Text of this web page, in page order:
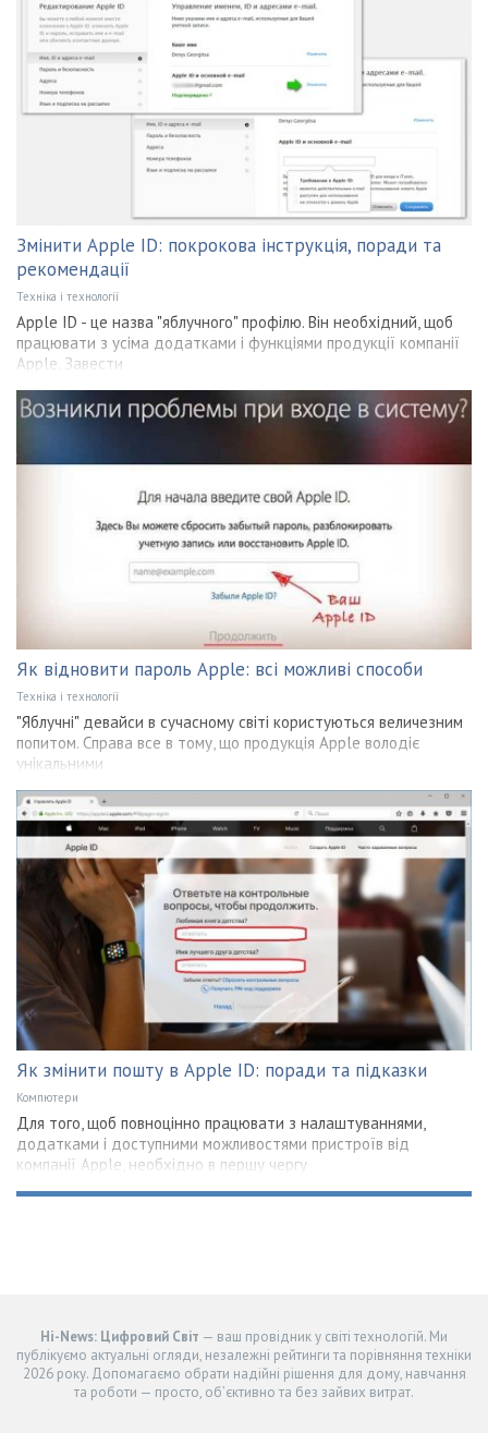
Змінити Apple ID: покрокова інструкція, поради та
рекомендації
Техніка і технології
Apple ID - це назва "яблучного" профілю. Він необхідний, щоб
працювати з усіма додатками і функціями продукції компанії
Apple. Завести
Як відновити пароль Apple: всі можливі способи
Техніка і технології
"Яблучні" девайси в сучасному світі користуються величезним
попитом. Справа все в тому, що продукція Apple володіє
унікальними
Як змінити пошту в Apple ID: поради та підказки
Компютери
Для того, щоб повноцінно працювати з налаштуваннями,
додатками і доступними можливостями пристроїв від
компанії Apple, необхідно в першу чергу
Hi-News: Цифровий Світ — ваш провідник у світі технологій. Ми
публікуємо актуальні огляди, незалежні рейтинги та порівняння техніки
2026 року. Допомагаємо обрати надійні рішення для дому, навчання
та роботи — просто, об’єктивно та без зайвих витрат.